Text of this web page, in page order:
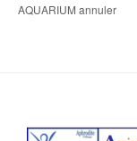
AQUARIUM annuler